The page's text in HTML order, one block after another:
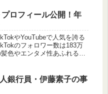
ロフィール公開！年
やYouTubeで人気を誇る
のフォロワー数は183万
色やエンタメ性あふれるユ
銀行員・伊藤素子の事